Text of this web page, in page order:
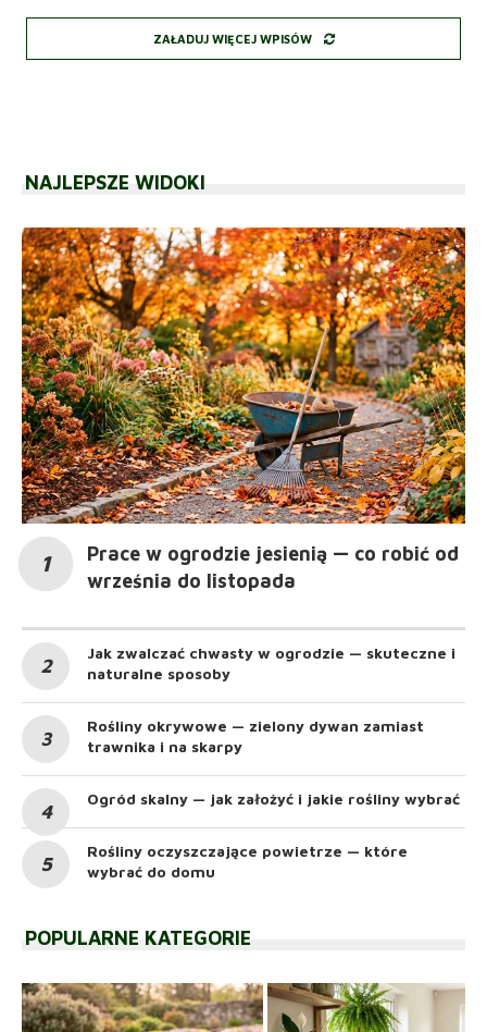
ZAŁADUJ WIĘCEJ WPISÓW
NAJLEPSZE WIDOKI
Prace w ogrodzie jesienią — co robić od
września do listopada
Jak zwalczać chwasty w ogrodzie — skuteczne i
naturalne sposoby
Rośliny okrywowe — zielony dywan zamiast
trawnika i na skarpy
Ogród skalny — jak założyć i jakie rośliny wybrać
Rośliny oczyszczające powietrze — które
wybrać do domu
POPULARNE KATEGORIE